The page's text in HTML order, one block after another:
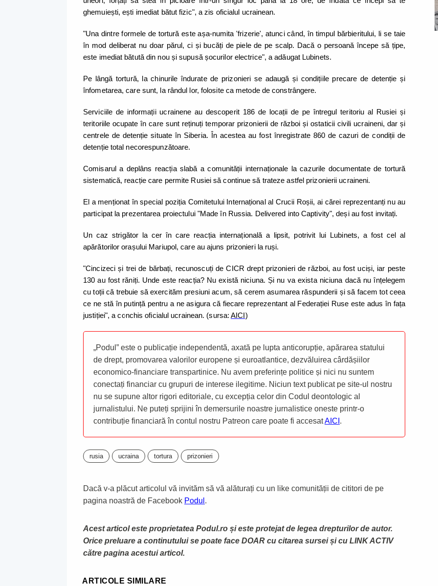
ghemuiești, ești imediat bătut fizic", a zis oficialul ucrainean.
"Una dintre formele de tortură este așa-numita 'frizerie', atunci când, în timpul bărbieritului, li se taie
în mod deliberat nu doar părul, ci și bucăți de piele de pe scalp. Dacă o persoană începe să țipe,
este imediat bătută din nou și supusă șocurilor electrice", a adăugat Lubinets.
Pe lângă tortură, la chinurile îndurate de prizonieri se adaugă și condițiile precare de detenție și
înfometarea, care sunt, la rândul lor, folosite ca metode de constrângere.
Serviciile de informații ucrainene au descoperit 186 de locații de pe întregul teritoriu al Rusiei și
teritoriile ocupate în care sunt reținuți temporar prizonierii de război și ostaticii civili ucraineni, dar și
centrele de detenție situate în Siberia. În acestea au fost înregistrate 860 de cazuri de condiții de
detenție total necorespunzătoare.
Comisarul a deplâns reacția slabă a comunității internaționale la cazurile documentate de tortură
sistematică, reacție care permite Rusiei să continue să trateze astfel prizonierii ucraineni.
El a menționat în special poziția Comitetului Internațional al Crucii Roșii, ai cărei reprezentanți nu au
participat la prezentarea proiectului "Made în Russia. Delivered into Captivity", deși au fost invitați.
Un caz strigător la cer în care reacția internațională a lipsit, potrivit lui Lubinets, a fost cel al
apărătorilor orașului Mariupol, care au ajuns prizonieri la ruși.
"Cincizeci și trei de bărbați, recunoscuți de CICR drept prizonieri de război, au fost uciși, iar peste
130 au fost răniți. Unde este reacția? Nu există niciuna. Și nu va exista niciuna dacă nu înțelegem
cu toții că trebuie să exercităm presiuni acum, să cerem asumarea răspunderii și să facem tot ceea
ce ne stă în putință pentru a ne asigura că fiecare reprezentant al Federației Ruse este adus în fața
justiției", a conchis oficialul ucrainean. (sursa:AICI)
„Podul” este o publicație independentă, axată pe lupta anticorupție, apărarea statului
de drept, promovarea valorilor europene și euroatlantice, dezvăluirea cârdășiilor
economico-financiare transpartinice. Nu avem preferințe politice și nici nu suntem
conectați financiar cu grupuri de interese ilegitime. Niciun text publicat pe site-ul nostru
nu se supune altor rigori editoriale, cu excepția celor din Codul deontologic al
jurnalistului. Ne puteți sprijini în demersurile noastre jurnalistice oneste printr-o
contribuție financiară în contul nostru Patreon care poate fi accesatAICI .
rusia ucraina tortura prizonieri
Dacă v-a plăcut articolul vă invităm să vă alăturați cu un like comunității de cititori de pe
pagina noastră de Facebook Podul .
Acest articol este proprietatea Podul.ro și este protejat de legea drepturilor de autor.
Orice preluare a continutului se poate face DOAR cu citarea sursei și cu LINK ACTIV
către pagina acestui articol.
ARTICOLE SIMILARE